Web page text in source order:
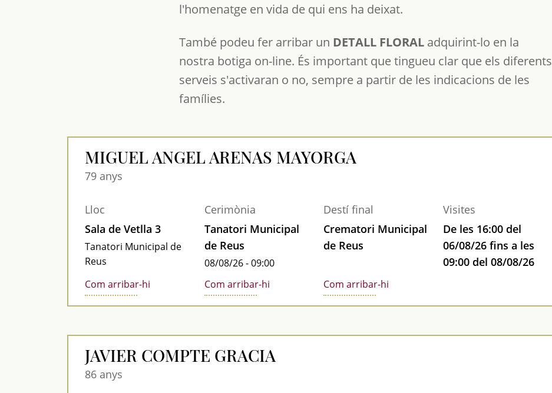
l'homenatge en vida de qui ens ha deixat.
També podeu fer arribar un DETALL FLORAL adquirint-lo en la
nostra botiga on-line. És important que tingueu clar que els diferents
serveis s'activaran o no, sempre a partir de les indicacions de les
famílies.
MIGUEL ANGEL ARENAS MAYORGA
79 anys
Lloc
Sala de Vetlla 3
Tanatori Municipal de
Reus
Com arribar-hi
Cerimònia
Tanatori Municipal
de Reus
08/08/26 - 09:00
Com arribar-hi
Destí final
Crematori Municipal
de Reus
Com arribar-hi
Visites
De les 16:00 del
06/08/26 fins a les
09:00 del 08/08/26
JAVIER COMPTE GRACIA
86 anys